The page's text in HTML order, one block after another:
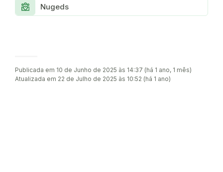
Diversity_4 Nugeds
Publicada em 10 de Junho de 2025 às 14:37 (há 1 ano, 1 mês)
Atualizada em 22 de Julho de 2025 às 10:52 (há 1 ano)